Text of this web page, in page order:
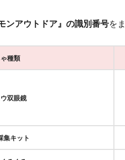
ンアウトドア』の識別番号を
種類
双眼鏡
集キット